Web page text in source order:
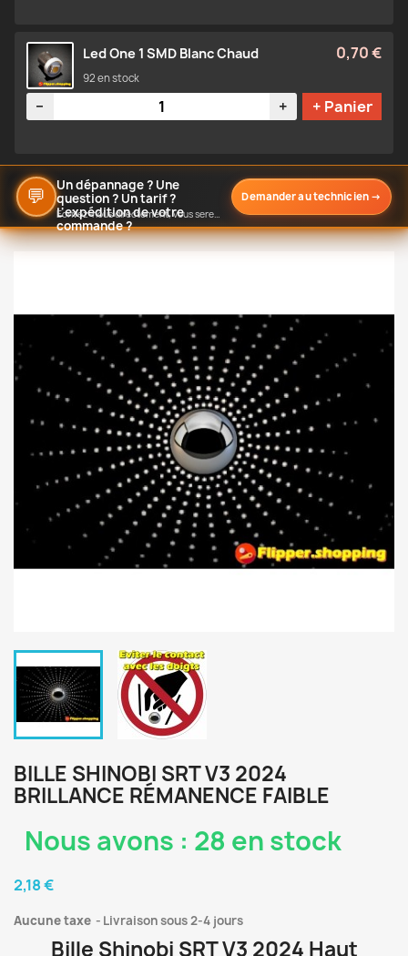
Led One 1 SMD Blanc Chaud 0,70 €
92 en stock
− + + Panier
💬
Un dépannage ? Une
question ? Un tarif ?
L'expédition de votre
commande ?
Écrivez-nous directement, vous serez notifié de notre réponse
Demander au technicien →
BILLE SHINOBI SRT V3 2024
BRILLANCE RÉMANENCE FAIBLE
Nous avons : 28 en stock
2,18 €
Aucune taxe Livraison sous 2-4 jours
Bille Shinobi SRT V3 2024 Haut